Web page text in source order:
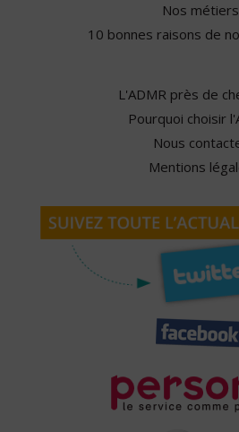
Nos métiers
10 bonnes raisons de
L'ADMR près de
Pourquoi choisir
Nous
Mentions